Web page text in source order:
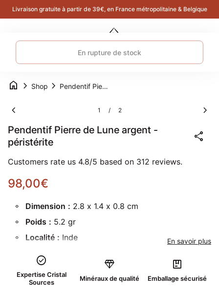
En rupture de stock
Skip to content
Livraison gratuite à partir de 39€, en France métropolitaine & Belgique
search
Compte
account_circleVoir
shopping_cart
Accueil
CompteVoir mon panier
shopping_cart
home chevron_right Shop chevron_right Pendentif Pierre de Lune argent - péristérite
chevron_left 1 / 2 chevron_right
Pendentif Pierre de Lune argent -
péristérite
share
Customers rate us 4.8/5 based on 312 reviews.
Prix normal
98,00€
Dimension : 2.8 x 1.4 x 0.8 cm
Poids : 5.2 gr
Localité : Inde
Cabochon de péristérite gemme avec un magnifique
reflet bleu, difficile à prendre en photo, monté sur
argent
En savoir plus
check_circle
Expertise Cristal
Sources
diamond
Minéraux de qualité
package
Emballage sécurisé